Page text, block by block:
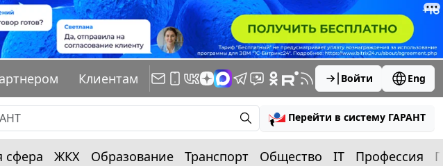
Клиентам Войти Eng
Перейти в систему ГАРАНТ
сфера ЖКХ Образование Транспорт Общество IT Профессия